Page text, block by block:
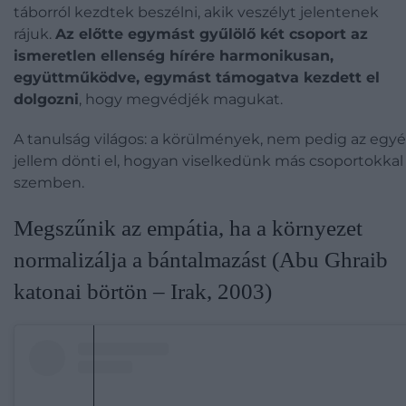
táborról kezdtek beszélni, akik veszélyt jelentenek
rájuk. Az előtte egymást gyűlölő két csoport az
ismeretlen ellenség hírére harmonikusan,
együttműködve, egymást támogatva kezdett el
dolgozni, hogy megvédjék magukat.
A tanulság világos: a körülmények, nem pedig az
jellem dönti el, hogyan viselkedünk más csoportokkal
szemben.
Megszűnik az empátia, ha a környezet
normalizálja a bántalmazást (Abu Ghraib
katonai börtön – Irak, 2003)